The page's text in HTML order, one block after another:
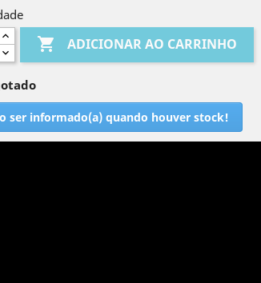
 ADICIONAR AO CARRINHO
ser informado(a) quando houver stock!